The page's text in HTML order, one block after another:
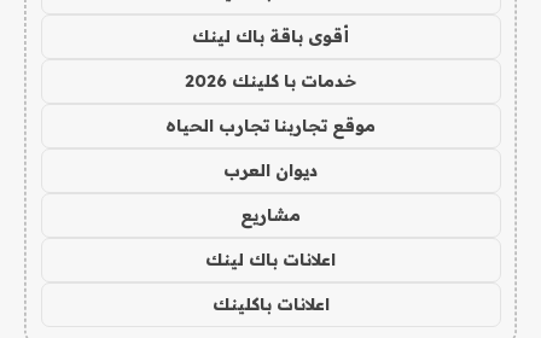
أقوى باقة باك لينك
خدمات با كلينك 2026
موقع تجاربنا تجارب الحياه
ديوان العرب
مشاريع
اعلانات باك لينك
اعلانات باكلينك